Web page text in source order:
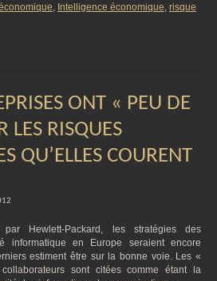
Intelligence économique risque
ONT « PEU DE
LES RISQUES
QU’ELLES COURENT
Hewlett-Packard, les stratégies des
informatique en Europe seraient encore
estiment être sur la bonne voie. Les «
sont citées comme étant la